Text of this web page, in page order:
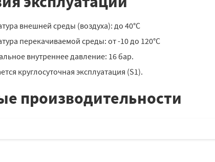
внешней среды (воздуха): до 40°С
перекачиваемой среды: от -10 до 120°С
внутреннее давление: 16 бар.
круглосуточная эксплуатация (S1).
производительности